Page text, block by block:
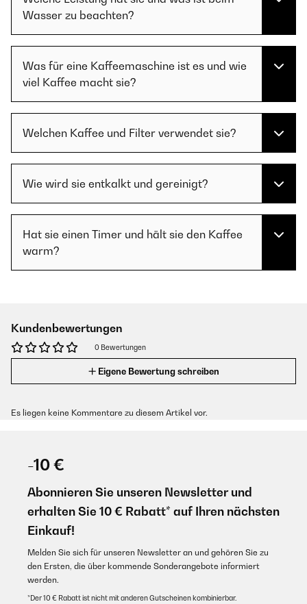
Wasser zu beachten?
Was für eine Kaffeemaschine ist es und wie
viel Kaffee macht sie?
Welchen Kaffee und Filter verwendet sie?
Wie wird sie entkalkt und gereinigt?
Hat sie einen Timer und hält sie den Kaffee
warm?
Kundenbewertungen
0 Bewertungen
Eigene Bewertung schreiben
Es liegen keine Kommentare zu diesem Artikel vor.
-10 €
Abonnieren Sie unseren Newsletter und
erhalten Sie 10 € Rabatt* auf Ihren nächsten
Einkauf!
Melden Sie sich für unseren Newsletter an und gehören Sie zu
den Ersten, die über kommende Sonderangebote informiert
werden.
*Der 10 € Rabatt ist nicht mit anderen Gutscheinen kombinierbar.